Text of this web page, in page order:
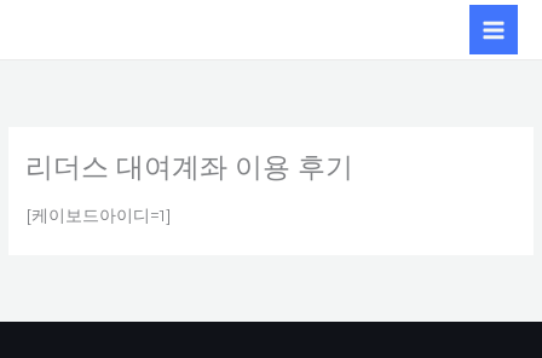
리더스 대여계좌 이용 후기
[케이보드아이디=1]